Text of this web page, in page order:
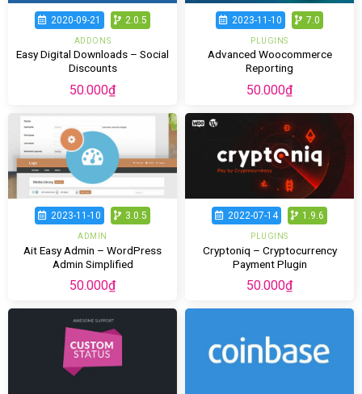
2020-09-21 2.0.5
ADDONS
Easy Digital Downloads – Social
Discounts
50.000₫
2023-11-10 7.0
PLUGINS
Advanced Woocommerce
Reporting
50.000₫
2023-11-10 3.0.5
ADMIN
Ait Easy Admin – WordPress
Admin Simplified
50.000₫
2022-07-14 1.9.6
PLUGINS
Cryptoniq – Cryptocurrency
Payment Plugin
50.000₫